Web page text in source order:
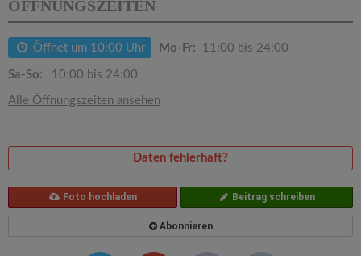
ÖFFNUNGSZEITEN
Öffnet um 10:00 Uhr Mo-Fr: 11:00 bis 24:00
Sa-So: 10:00 bis 24:00
Alle Öffnungszeiten ansehen
Daten fehlerhaft?
Foto hochladen Beitrag schreiben
Abonnieren
a
t
n